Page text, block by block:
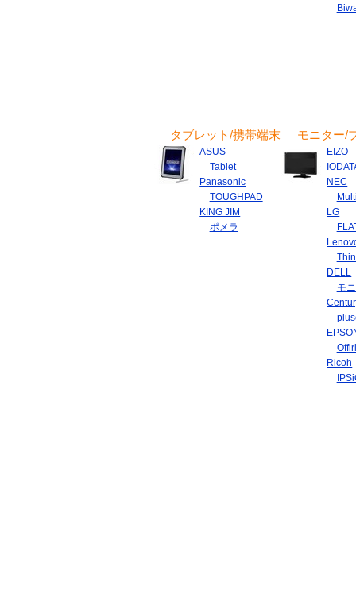
タブレット/携帯端末
ASUS
Tablet
Panasonic
TOUGHPAD
KING JIM
ポメラ
モニター/
EIZO
NEC
LG
DELL
モ
Ricoh